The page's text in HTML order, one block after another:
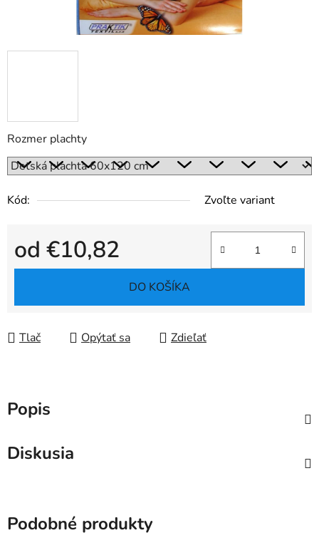
Rozmer plachty
Kód: Zvoľte variant
od €10,82
Jednotková cena:
DO KOŠÍKA
Tlač Opýtať sa Zdieľať
Popis
Diskusia
Podobné produkty